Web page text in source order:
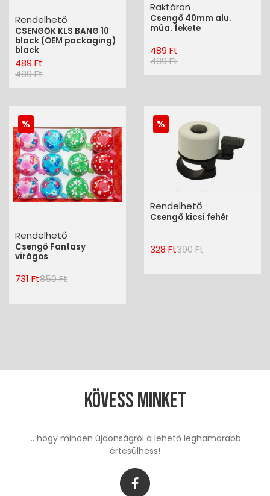
Rendelhető
CSENGŐK KLS BANG 10
black (OEM packaging)
black
489 Ft
489 Ft
Raktáron
Csengõ 40mm alu.
mûa. fekete
489 Ft
489 Ft
Rendelhető
Csengő Fantasy
virágos
731 Ft850 Ft
Rendelhető
Csengõ kicsi fehér
328 Ft390 Ft
Kövess minket
... hogy minden újdonságról a lehető leghamarabb
értesülhess!